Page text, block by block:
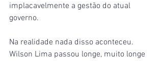
implacavelmente a gestão do atual
governo.
Na realidade nada disso aconteceu.
Wilson Lima passou longe, muito longe